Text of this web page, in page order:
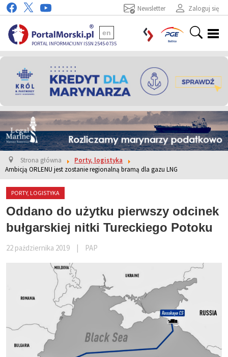
Zaloguj się
Newsletter
PORTAL INFORMACYJNY ISSN 2545-0735
en
Strona główna
Porty, logistyka
Ambicją ORLENU jest zostanie regionalną bramą dla gazu LNG
PORTY, LOGISTYKA
Oddano do użytku pierwszy odcinek
bułgarskiej nitki Tureckiego Potoku
22 pażdziernika 2019 PAP